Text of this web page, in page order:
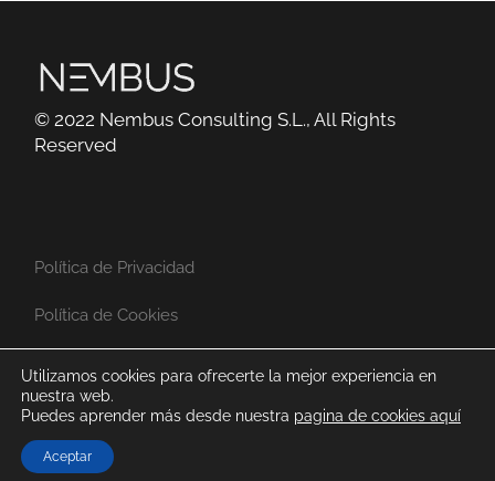
© 2022 Nembus Consulting S.L., All Rights
Reserved
Política de Privacidad
Política de Cookies
Contáctanos
Aviso Legal
Utilizamos cookies para ofrecerte la mejor experiencia en
nuestra web.
Puedes aprender más desde nuestra pagina de cookies aquí
Aceptar